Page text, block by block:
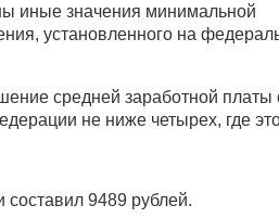
иные значения минимальной
установленного на
средней заработной платы
не ниже четырех, где
9489 рублей.